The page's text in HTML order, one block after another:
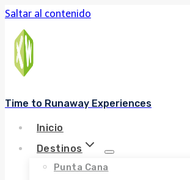
Saltar al contenido
Time to Runaway Experiences
Inicio
Destinos
Punta Cana